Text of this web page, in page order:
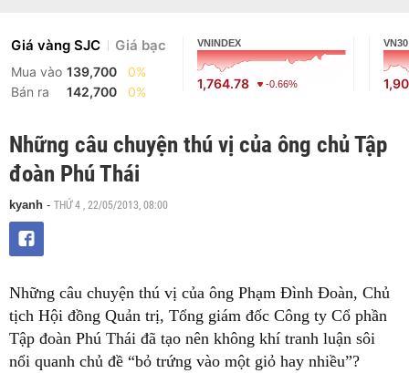
Giá vàng SJC Giá bạc
Mua vào 139,700
0%
Bán ra
142,700 0%
VNINDEX
1,764.78 -0.66%
VN30
Những câu chuyện thú vị của ông chủ Tập
đoàn Phú Thái
kyanh - THỨ 4 , 22/05/2013, 08:00
Những câu chuyện thú vị của ông Phạm Đình Đoàn, Chủ
tịch Hội đồng Quản trị, Tổng giám đốc Công ty Cổ phần
Tập đoàn Phú Thái đã tạo nên không khí tranh luận sôi
nổi quanh chủ đề “bỏ trứng vào một giỏ hay nhiều”?